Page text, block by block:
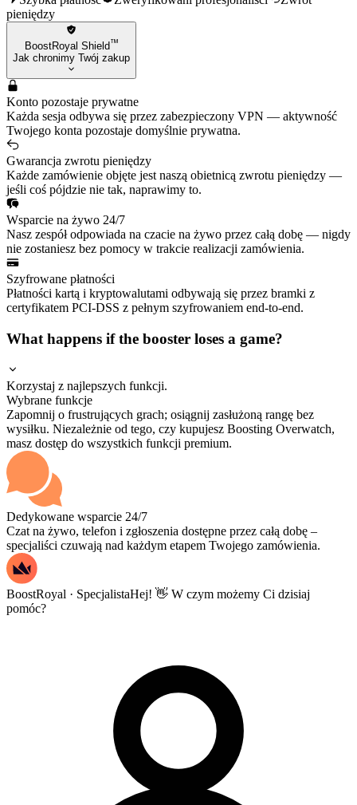
pieniędzy
BoostRoyal Shield™
Jak chronimy Twój zakup
Konto pozostaje prywatne
Każda sesja odbywa się przez zabezpieczony VPN — aktywność
Twojego konta pozostaje domyślnie prywatna.
Gwarancja zwrotu pieniędzy
Każde zamówienie objęte jest naszą obietnicą zwrotu pieniędzy —
jeśli coś pójdzie nie tak, naprawimy to.
Wsparcie na żywo 24/7
Nasz zespół odpowiada na czacie na żywo przez całą dobę — nigdy
nie zostaniesz bez pomocy w trakcie realizacji zamówienia.
Szyfrowane płatności
Płatności kartą i kryptowalutami odbywają się przez bramki z
certyfikatem PCI-DSS z pełnym szyfrowaniem end-to-end.
What happens if the booster loses a game?
Korzystaj z najlepszych funkcji.
Wybrane funkcje
Zapomnij o frustrujących grach; osiągnij zasłużoną rangę bez
wysiłku. Niezależnie od tego, czy kupujesz Boosting Overwatch,
masz dostęp do wszystkich funkcji premium.
Dedykowane wsparcie 24/7
Czat na żywo, telefon i zgłoszenia dostępne przez całą dobę –
specjaliści czuwają nad każdym etapem Twojego zamówienia.
BoostRoyal · SpecjalistaHej! 👋 W czym możemy Ci dzisiaj
pomóc?